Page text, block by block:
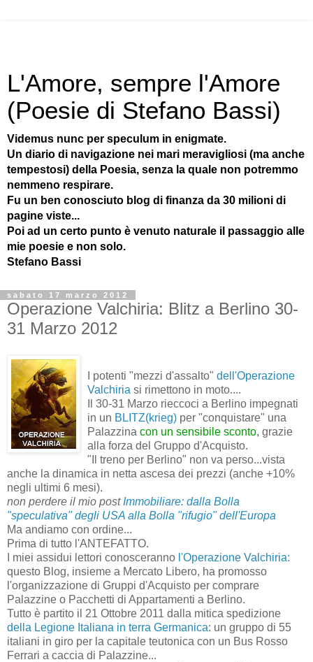
L'Amore, sempre l'Amore
(Poesie di Stefano Bassi)
Videmus nunc per speculum in enigmate.
Un diario di navigazione nei mari meravigliosi (ma anche
tempestosi) della Poesia, senza la quale non potremmo
nemmeno respirare.
Fu un ben conosciuto blog di finanza da 30 milioni di
pagine viste...
Poi ad un certo punto è venuto naturale il passaggio alle
mie poesie e non solo.
Stefano Bassi
sabato 17 marzo 2012
Operazione Valchiria: Blitz a Berlino 30-
31 Marzo 2012
I potenti "mezzi d'assalto" dell'Operazione
Valchiria si rimettono in moto....
Il 30-31 Marzo rieccoci a Berlino impegnati
in un BLITZ(krieg) per "conquistare" una
Palazzina con un sensibile sconto, grazie
alla forza del Gruppo d'Acquisto.
"Il treno per Berlino" non va perso...vista
anche la dinamica in netta ascesa dei prezzi (anche +10%
negli ultimi 6 mesi).
non perdere il mio post Immobiliare: dalla Bolla
"speculativa" degli USA alla Bolla "rifugio" dell'Europa
Ma andiamo con ordine...
Prima di tutto l'ANTEFATTO.
I miei assidui lettori conosceranno l'Operazione Valchiria:
questo Blog, insieme a Mercato Libero, ha promosso
l'organizzazione di Gruppi d'Acquisto per comprare
Palazzine o Pacchetti di Appartamenti a Berlino.
Tutto è partito il 21 Ottobre 2011 dalla mitica spedizione
della Legione Italiana in terra Germanica: un gruppo di 55
italiani in giro per la capitale teutonica con un Bus Rosso
Ferrari a caccia di Palazzine...